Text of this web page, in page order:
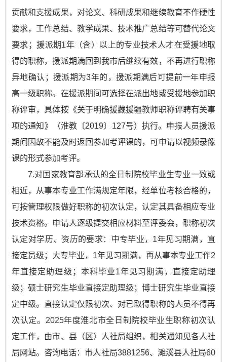
贡献和支援成果，对论文、科研成果和继续教育不作硬性
要求，工作总结、教学成果、技术推广总结等可替代论文
要求；援派期1年（含）以上的专业技术人才在受援地取
得的职称，援派期满回到我市后继续有效，不再进行职称
异地确认；援派期为3年的，援派期满后可提前一年申报
高一级职称。在援派期间可选择在派出地或受援地参加职
称评审，具体按《关于明确援藏援疆教师职称评聘有关事
项的通知》（淮教〔2019〕127号）执行。申报人员援派
期间因故不能及时返回参加考评课的，可申请以视频录像
课的形式参加考评。
7.对国家教育部承认的全日制院校毕业生专业一致或
相近，从事本专业工作满规定年限，经单位考核合格的，
可按管理权限做好职称的初次认定，认定其具备相应专业
技术资格。申请人逐级提交相应材料至评委会，职称初次
认定对学历、资历的要求：中专毕业，1年见习期满，直
接定员级；大专毕业，1年见习期满，再从事本专业工作2
年直接定助理级；本科毕业1年见习期满，直接定助理
级；硕士研究生毕业直接定助理级；博士研究生毕业直接
定中级。直接认定仅限初次、对已取得职称的人员不得再
次认定。2025年度淮北市全日制院校毕业生职称初次认
定工作，由市、县（区）人社局组织，相关通知见各人社
局网站。咨询电话：市人社局3881256、濉溪县人社局60